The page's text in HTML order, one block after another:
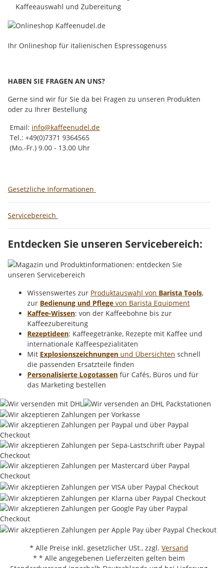
Kaffeeauswahl und Zubereitung
Ihr Onlineshop für italienischen Espressogenuss
HABEN SIE FRAGEN AN UNS?
Gerne sind wir für Sie da bei Fragen zu unseren Produkten
oder zu Ihrer Bestellung
Email: info@kaffeenudel.de
Tel.: +49(0)7371 9364565
(Mo.-Fr.) 9.00 - 13.00 Uhr
Gesetzliche Informationen
Servicebereich
Entdecken Sie unseren Servicebereich:
Wissenswertes zur Produktauswahl von Barista Tools,
zur Bedienung und Pflege von Barista Equipment
Kaffee-Wissen: von der Kaffeebohne bis zur
Kaffeezubereitung
Rezeptideen: Kaffeegetränke, Rezepte mit Kaffee und
internationale Kaffeespezialitäten
Mit Explosionszeichnungen und Übersichten schnell
die passenden Ersatzteile finden
Personalisierte Logotassen für Cafés, Büros und für
das Marketing bestellen
* Alle Preise inkl. gesetzlicher USt., zzgl. Versand
* * Alle angegebenen Lieferzeiten gelten beim